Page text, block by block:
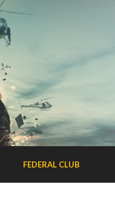
FEDERAL CLUB